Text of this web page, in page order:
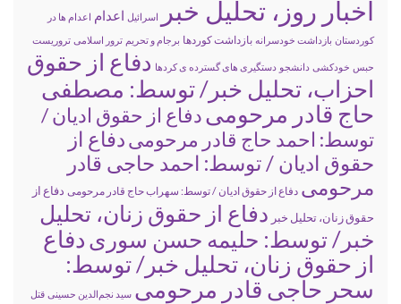
اخبار روز، تحلیل خبر اسرائیل اعدام اعدام ها در
کوردستان بازداشت خودسرانه بازداشت کوردها برجام و تحریم ترور اسلامی تروریست
حبس خودکشی دانشجو دستگیری های گسترده ی کردها دفاع از حقوق
احزاب، تحلیل خبر/ توسط: مصطفی
حاج قادر مرحومیدفاع از حقوق ادیان /
توسط: احمد حاج قادر مرحومیدفاع از
حقوق ادیان / توسط: احمد حاجی قادر
مرحومی دفاع از حقوق ادیان / توسط: سهراب حاج قادر مرحومی دفاع از
حقوق زنان، تحلیل خبر دفاع از حقوق زنان، تحلیل
خبر/ توسط: حلیمه حسن سوری دفاع
از حقوق زنان، تحلیل خبر/ توسط:
سحر حاجی قادر مرحومی سید نجم‌الدین حسینی قتل